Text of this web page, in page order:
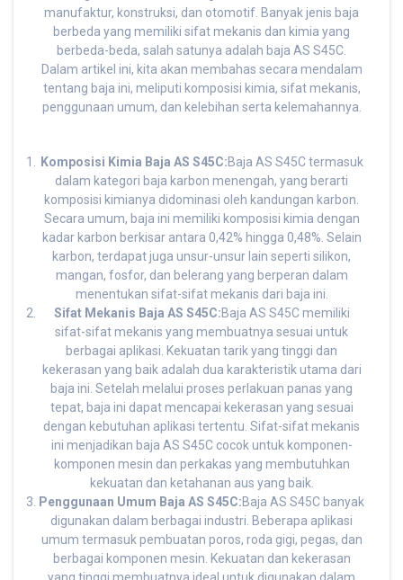
manufaktur, konstruksi, dan otomotif. Banyak jenis baja
berbeda yang memiliki sifat mekanis dan kimia yang
berbeda-beda, salah satunya adalah baja AS S45C.
Dalam artikel ini, kita akan membahas secara mendalam
tentang baja ini, meliputi komposisi kimia, sifat mekanis,
penggunaan umum, dan kelebihan serta kelemahannya.
Komposisi Kimia Baja AS S45C:Baja AS S45C termasuk
dalam kategori baja karbon menengah, yang berarti
komposisi kimianya didominasi oleh kandungan karbon.
Secara umum, baja ini memiliki komposisi kimia dengan
kadar karbon berkisar antara 0,42% hingga 0,48%. Selain
karbon, terdapat juga unsur-unsur lain seperti silikon,
mangan, fosfor, dan belerang yang berperan dalam
menentukan sifat-sifat mekanis dari baja ini.
Sifat Mekanis Baja AS S45C:Baja AS S45C memiliki
sifat-sifat mekanis yang membuatnya sesuai untuk
berbagai aplikasi. Kekuatan tarik yang tinggi dan
kekerasan yang baik adalah dua karakteristik utama dari
baja ini. Setelah melalui proses perlakuan panas yang
tepat, baja ini dapat mencapai kekerasan yang sesuai
dengan kebutuhan aplikasi tertentu. Sifat-sifat mekanis
ini menjadikan baja AS S45C cocok untuk komponen-
komponen mesin dan perkakas yang membutuhkan
kekuatan dan ketahanan aus yang baik.
Penggunaan Umum Baja AS S45C:Baja AS S45C banyak
digunakan dalam berbagai industri. Beberapa aplikasi
umum termasuk pembuatan poros, roda gigi, pegas, dan
berbagai komponen mesin. Kekuatan dan kekerasan